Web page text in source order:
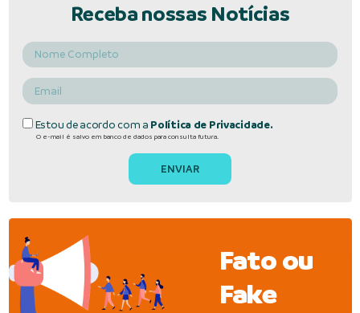
Receba nossas Notícias
Estou de acordo com a Política de Privacidade.
O e-mail é salvo em banco de dados para consulta futura.
Fato ou
Fake